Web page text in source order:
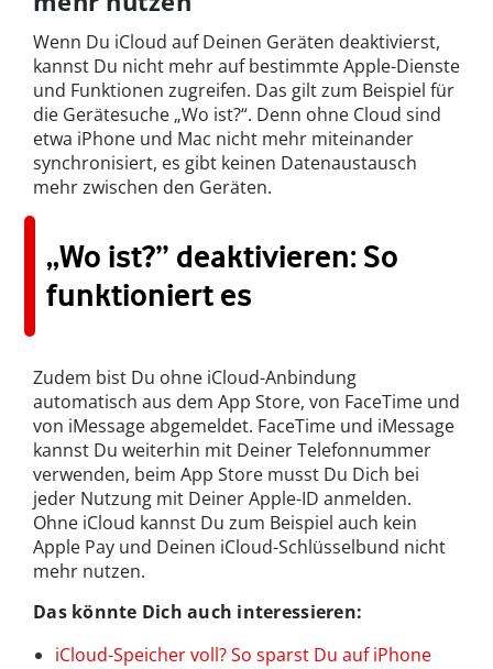
Wenn Du iCloud auf Deinen Geräten deaktivierst,
kannst Du nicht mehr auf bestimmte Apple-Dienste
und Funktionen zugreifen. Das gilt zum Beispiel für
die Gerätesuche „Wo ist?“. Denn ohne Cloud sind
etwa iPhone und Mac nicht mehr miteinander
synchronisiert, es gibt keinen Datenaustausch
mehr zwischen den Geräten.
„Wo ist?” deaktivieren: So
funktioniert es
Zudem bist Du ohne iCloud-Anbindung
automatisch aus dem App Store, von FaceTime und
von iMessage abgemeldet. FaceTime und iMessage
kannst Du weiterhin mit Deiner Telefonnummer
verwenden, beim App Store musst Du Dich bei
jeder Nutzung mit Deiner Apple-ID anmelden.
Ohne iCloud kannst Du zum Beispiel auch kein
Apple Pay und Deinen iCloud-Schlüsselbund nicht
mehr nutzen.
Das könnte Dich auch interessieren:
iCloud-Speicher voll? So sparst Du auf iPhone